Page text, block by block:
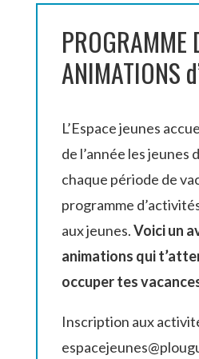
PROGRAMME
ANIMATIONS
L’Espace jeunes
de l’année les jeunes
chaque période de
programme
aux jeunes.Voici un
animations qui
occuper tes
Inscription aux